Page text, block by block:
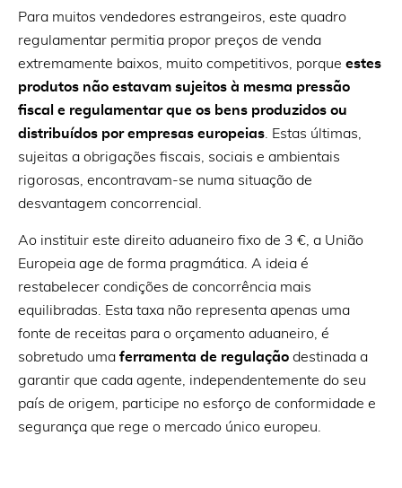
Para muitos vendedores estrangeiros, este quadro
regulamentar permitia propor preços de venda
extremamente baixos, muito competitivos, porque estes
produtos não estavam sujeitos à mesma pressão
fiscal e regulamentar que os bens produzidos ou
distribuídos por empresas europeias. Estas últimas,
sujeitas a obrigações fiscais, sociais e ambientais
rigorosas, encontravam-se numa situação de
desvantagem concorrencial.
Ao instituir este direito aduaneiro fixo de 3 €, a União
Europeia age de forma pragmática. A ideia é
restabelecer condições de concorrência mais
equilibradas. Esta taxa não representa apenas uma
fonte de receitas para o orçamento aduaneiro, é
sobretudo uma ferramenta de regulação destinada a
garantir que cada agente, independentemente do seu
país de origem, participe no esforço de conformidade e
segurança que rege o mercado único europeu.